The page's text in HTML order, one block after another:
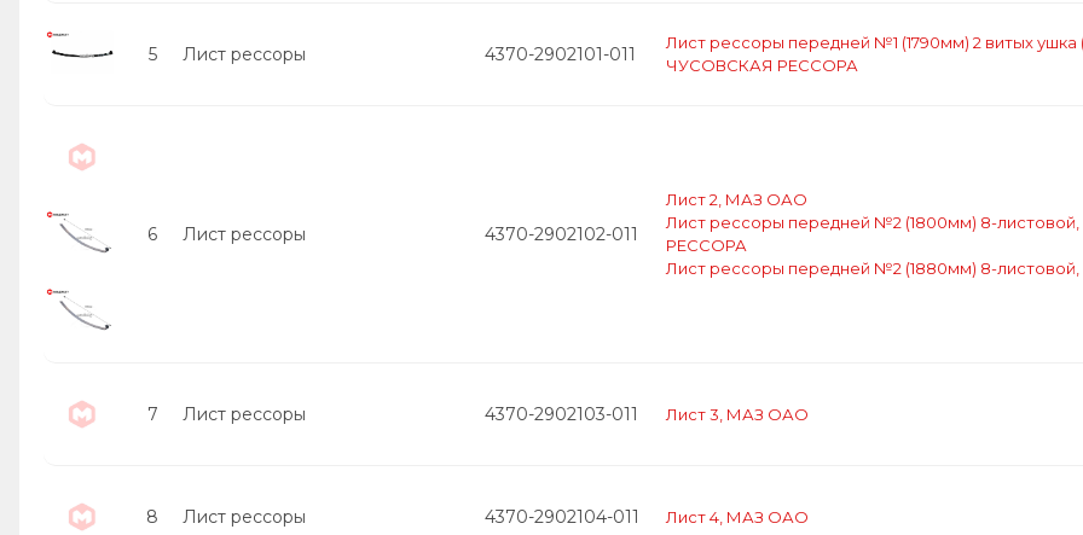
5 Лист рессоры 4370-2902101-011
Лист рессоры передней №1 (1790мм) 2 витых ушка
ЧУСОВСКАЯ РЕССОРА
6 Лист рессоры 4370-2902102-011
Лист 2, МАЗ ОАО
Лист рессоры передней №2 (1800мм) 8-
РЕССОРА
Лист рессоры передней №2 (1880мм) 8-
7 Лист рессоры 4370-2902103-011 Лист 3, МАЗ ОАО
8 Лист рессоры 4370-2902104-011 Лист 4, МАЗ ОАО